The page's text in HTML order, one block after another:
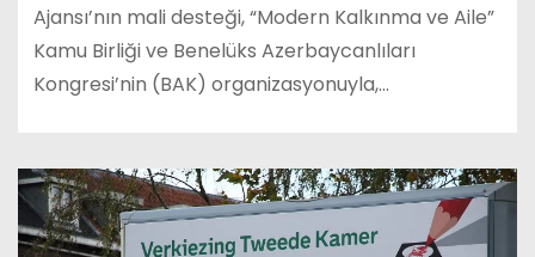
Ajansı’nın mali desteği, “Modern Kalkınma ve Aile”
Kamu Birliği ve Benelüks Azerbaycanlıları
Kongresi’nin (BAK) organizasyonuyla,…